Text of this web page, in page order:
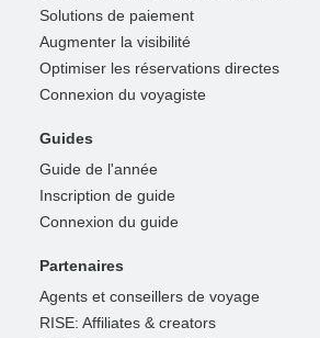
Solutions de paiement
Augmenter la visibilité
Optimiser les réservations directes
Connexion du voyagiste
Guides
Guide de l'année
Inscription de guide
Connexion du guide
Partenaires
Agents et conseillers de voyage
RISE: Affiliates & creators